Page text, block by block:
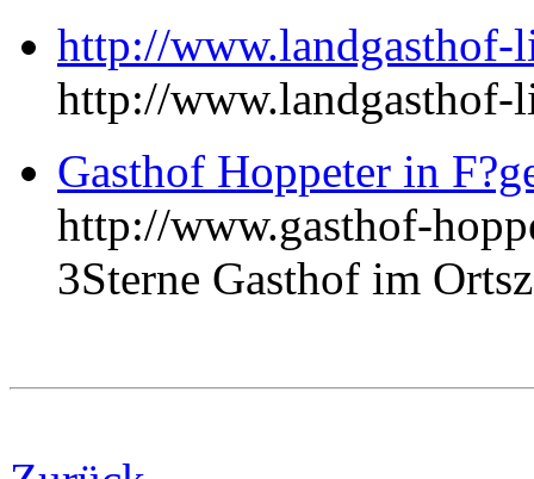
http://www.landgasthof-
http://www.landgasthof-
Gasthof Hoppeter in
http://www.gasthof-
3Sterne Gasthof im